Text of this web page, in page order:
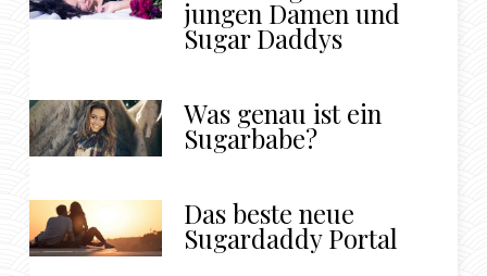
jungen Damen und
Sugar Daddys
Was genau ist ein
Sugarbabe?
Das beste neue
Sugardaddy Portal